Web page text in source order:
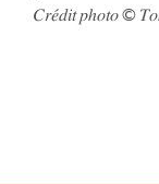
𝐶𝑟𝑒́𝑑𝑖𝑡 𝑝ℎ𝑜𝑡𝑜 ©